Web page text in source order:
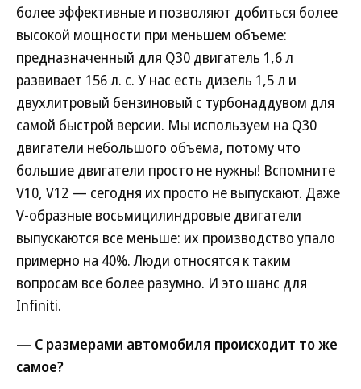
более эффективные и позволяют добиться более
высокой мощности при меньшем объеме:
предназначенный для Q30 двигатель 1,6 л
развивает 156 л. с. У нас есть дизель 1,5 л и
двухлитровый бензиновый с турбонаддувом для
самой быстрой версии. Мы используем на Q30
двигатели небольшого объема, потому что
большие двигатели просто не нужны! Вспомните
V10, V12 — сегодня их просто не выпускают. Даже
V-образные восьмицилиндровые двигатели
выпускаются все меньше: их производство упало
примерно на 40%. Люди относятся к таким
вопросам все более разумно. И это шанс для
Infiniti.
— С размерами автомобиля происходит то же
самое?